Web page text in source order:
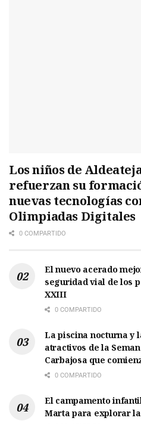
Los niños de
refuerzan su
nuevas tecnologías
Olimpiadas Digitales
0 COMPARTIDO
El nuevo acerado
seguridad vial de los
XXIII
0 COMPARTIDO
La piscina nocturna y
atractivos de la
Carbajosa que
0 COMPARTIDO
El campamento
Marta para explorar